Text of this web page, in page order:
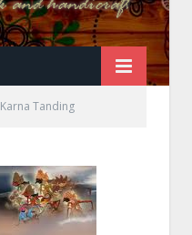
Karna Tanding